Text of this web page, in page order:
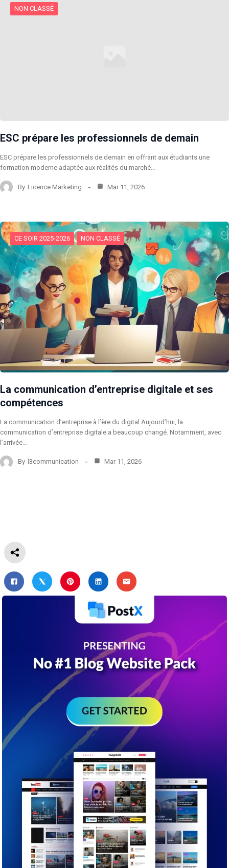
NON CLASSÉ
ESC prépare les professionnels de demain
ESC prépare les professionnels de demain en offrant aux étudiants une
formation moderne adaptée aux réalités du marché…
By Licence Marketing Mar 11, 2026
CE SOIR 2025-2026 NON CLASSÉ
La communication d’entreprise digitale et ses
compétences
La communication d’entreprise à l’ère du digital Aujourd’hui, la
communication d’entreprise digitale a beaucoup changé. Notamment, avec
l’arrivée…
By l3communication Mar 11, 2026